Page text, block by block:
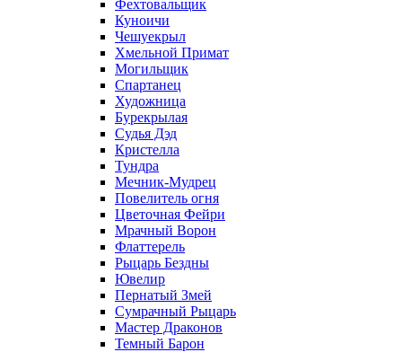
Фехтовальщик
Куноичи
Чешуекрыл
Хмельной Примат
Могильщик
Спартанец
Художница
Бурекрылая
Судья Дэд
Кристелла
Тундра
Мечник-Мудрец
Повелитель огня
Цветочная Фейри
Мрачный Ворон
Флаттерель
Рыцарь Бездны
Ювелир
Пернатый Змей
Сумрачный Рыцарь
Мастер Драконов
Темный Барон